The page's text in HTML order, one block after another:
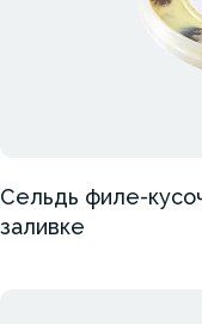
Сельдь филе-
заливке